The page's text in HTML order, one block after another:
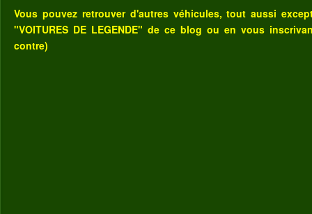
Vous pouvez retrouver d'autres véhicules, tout aussi
"VOITURES DE LEGENDE" de ce blog ou en vous
contre)